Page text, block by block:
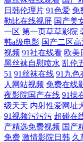
日韩伦理片 91色爱 免
勒比在线视屏 国产美
一区 第一页草草影院
韩a级电影 国产二区
视频 91社在线看 欧美
黑丝袜自慰喷水 乱伦
51 91丝袜在线 91九色
人网站视频 免费在线
夜影院国产在线 91操
级天天 内射性爱网址
91视频污污污 超碰在
产精选免费视频 国产
免费 激情影院日韩 久